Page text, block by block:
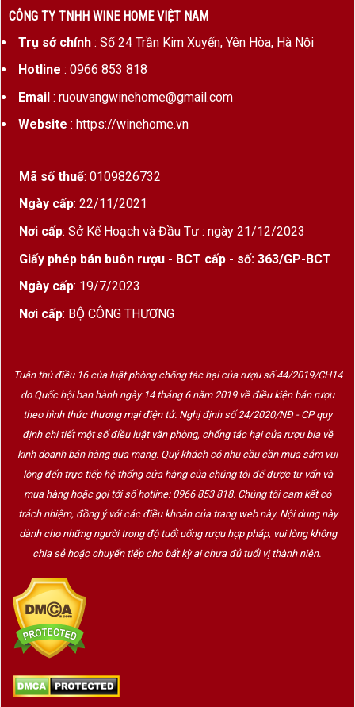
CÔNG TY TNHH WINE HOME VIỆT NAM
Trụ sở chính: Số 24 Trần Kim Xuyến, Yên Hòa, Hà Nội
Hotline : 0966 853 818
Email: ruouvangwinehome@gmail.com
Website : https://winehome.vn
Mã số thuế: 0109826732
Ngày cấp: 22/11/2021
Nơi cấp: Sở Kế Hoạch và Đầu Tư : ngày 21/12/2023
Giấy phép bán buôn rượu - BCT cấp - số: 363/GP-BCT
Ngày cấp: 19/7/2023
Nơi cấp: BỘ CÔNG THƯƠNG
Tuân thủ điều 16 của luật phòng chống tác hại của rượu số 44/2019/CH14
do Quốc hội ban hành ngày 14 tháng 6 năm 2019 về điều kiện bán rượu
theo hình thức thương mại điện tử. Nghị định số 24/2020/NĐ - CP quy
định chi tiết một số điều luật văn phòng, chống tác hại của rượu bia về
kinh doanh bán hàng qua mạng. Quý khách có nhu cầu cần mua sắm vui
lòng đến trực tiếp hệ thống cửa hàng của chúng tôi để được tư vấn và
mua hàng hoặc gọi tới số hotline: 0966 853 818. Chúng tôi cam kết có
trách nhiệm, đồng ý với các điều khoản của trang web này. Nội dung này
dành cho những người trong độ tuổi uống rượu hợp pháp, vui lòng không
chia sẻ hoặc chuyển tiếp cho bất kỳ ai chưa đủ tuổi vị thành niên.